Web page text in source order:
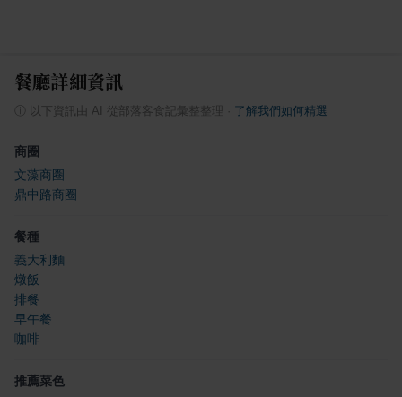
餐廳詳細資訊
以下資訊由 AI 從部落客食記彙整整理 了解我們如何精選
商圈
文藻商圈
鼎中路商圈
餐種
義大利麵
燉飯
排餐
早午餐
咖啡
推薦菜色